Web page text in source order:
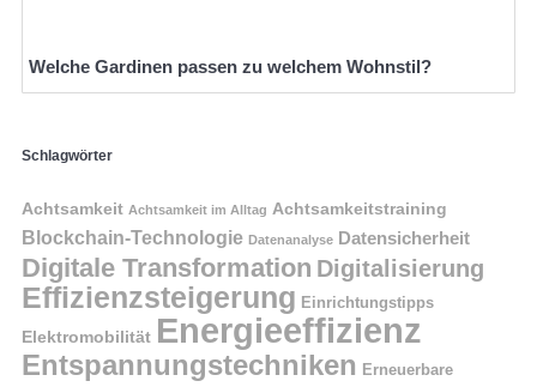
Welche Gardinen passen zu welchem Wohnstil?
Schlagwörter
Achtsamkeit Achtsamkeit im Alltag Achtsamkeitstraining
Blockchain-Technologie Datenanalyse Datensicherheit
Digitale Transformation Digitalisierung
Effizienzsteigerung Einrichtungstipps
Elektromobilität Energieeffizienz
Entspannungstechniken Erneuerbare